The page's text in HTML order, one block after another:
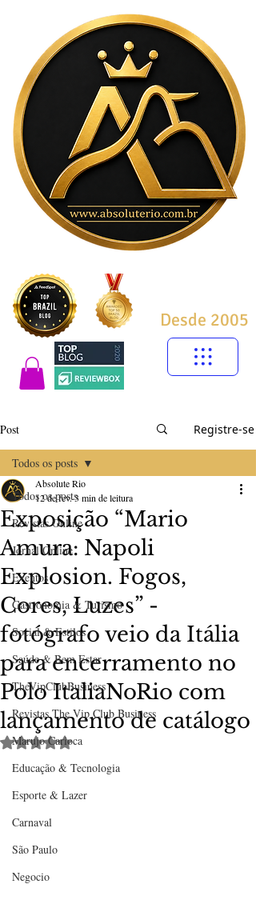
Desde 2005
Post Registre-se
Todos os posts
Revistas Online
Jornal Online
Eventos
Gastronomia & Turismo
Social & Estilos
Saúde & Bem Estar
TheVipClubBusiness
Revistas The Vip Club Business
Marujo Carioca
Educação & Tecnologia
Esporte & Lazer
Carnaval
São Paulo
Negocio
Todos os posts
Exposição “Mario
Amura: Napoli
Explosion. Fogos,
Cores, Luzes” -
fotógrafo veio da Itália
para encerramento no
Polo ItaliaNoRio com
lançamento de catálogo
Absolute Rio
12 de fev.3 min de leitura
Avaliado com NaN de 5 estrelas.